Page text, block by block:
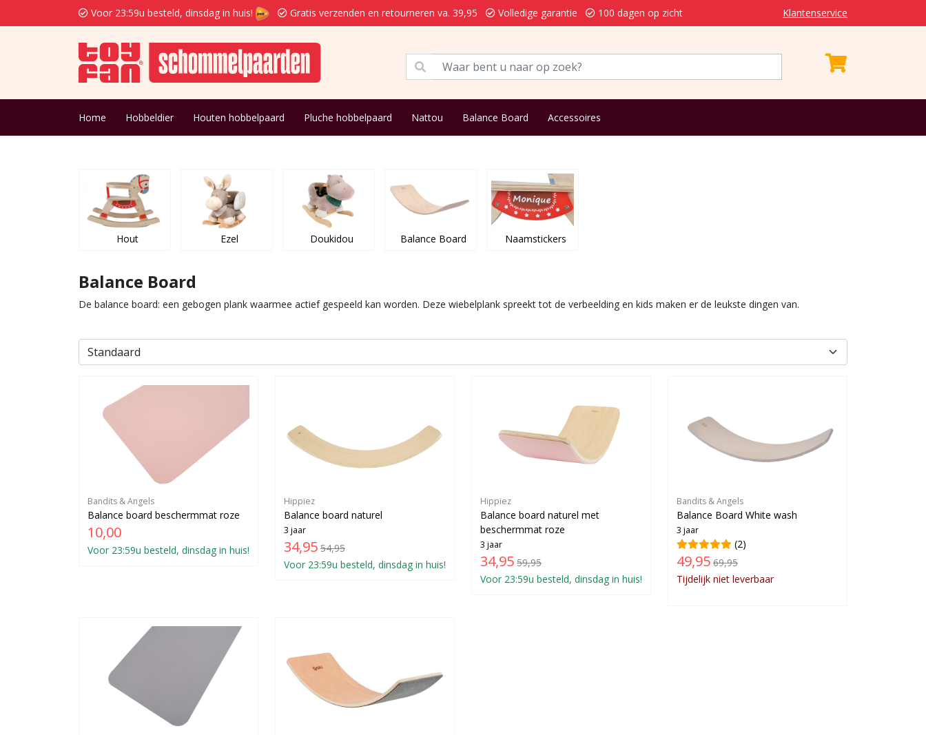
Voor 23:59u besteld, dinsdag in huis! Gratis verzenden en retourneren va. 39,95 Volledige garantie 100 dagen op zicht Klantenservice
Home Hobbeldier Houten hobbelpaard Pluche hobbelpaard Nattou Balance Board Accessoires
Hout Ezel Doukidou Balance Board Naamstickers
Balance Board
De balance board: een gebogen plank waarmee actief gespeeld kan worden. Deze wiebelplank spreekt tot de verbeelding en kids maken er de leukste dingen van.
Bandits & Angels
Balance board beschermmat roze
10,00
Voor 23:59u besteld, dinsdag in huis!
Hippiez
Balance board naturel
3 jaar
34,95 54,95
Voor 23:59u besteld, dinsdag in huis!
Hippiez
Balance board naturel met
beschermmat roze
3 jaar
34,95 59,95
Voor 23:59u besteld, dinsdag in huis!
Bandits & Angels
Balance Board White wash
3 jaar
(2)
49,95 69,95
Tijdelijk niet leverbaar